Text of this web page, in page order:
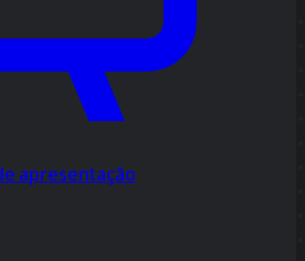
apresentação